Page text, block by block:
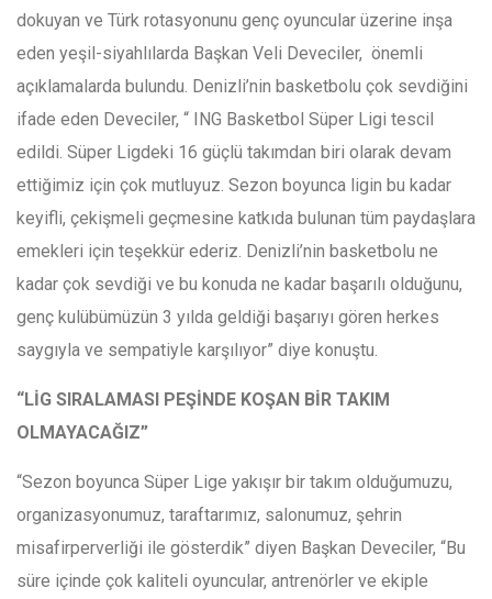
dokuyan ve Türk rotasyonunu genç oyuncular üzerine inşa
eden yeşil-siyahlılarda Başkan Veli Deveciler, önemli
açıklamalarda bulundu. Denizli’nin basketbolu çok sevdiğini
ifade eden Deveciler, “ ING Basketbol Süper Ligi tescil
edildi. Süper Ligdeki 16 güçlü takımdan biri olarak devam
ettiğimiz için çok mutluyuz. Sezon boyunca ligin bu kadar
keyifli, çekişmeli geçmesine katkıda bulunan tüm paydaşlara
emekleri için teşekkür ederiz. Denizli’nin basketbolu ne
kadar çok sevdiği ve bu konuda ne kadar başarılı olduğunu,
genç kulübümüzün 3 yılda geldiği başarıyı gören herkes
saygıyla ve sempatiyle karşılıyor” diye konuştu.
“LİG SIRALAMASI PEŞİNDE KOŞAN BİR TAKIM
OLMAYACAĞIZ”
“Sezon boyunca Süper Lige yakışır bir takım olduğumuzu,
organizasyonumuz, taraftarımız, salonumuz, şehrin
misafirperverliği ile gösterdik” diyen Başkan Deveciler, “Bu
süre içinde çok kaliteli oyuncular, antrenörler ve ekiple